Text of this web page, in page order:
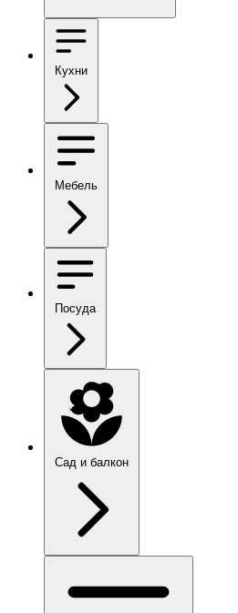
Кухни
Мебель
Посуда
Сад и балкон